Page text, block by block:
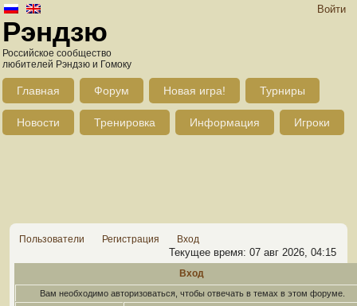
Войти
Рэндзю
Российское сообщество
любителей Рэндзю и Гомоку
Главная Форум Новая игра! Турниры
Новости Тренировка Информация Игроки
Пользователи Регистрация Вход
Текущее время: 07 авг 2026, 04:15
Вход
Вам необходимо авторизоваться, чтобы отвечать в темах в этом форуме.